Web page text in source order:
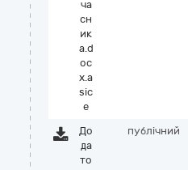
ча
сн
ик
а.d
oc
x.a
sic
e
До
да
то
публічний